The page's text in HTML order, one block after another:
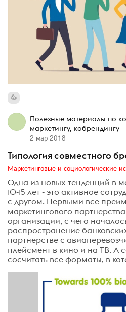
Полезные материалы по
маркетингу, кобрендингу
2 мар 2018
Типология совместного
Маркетинговые и социологические
Одна из новых тенденций в
10-15 лет - это активное
с другом. Первыми все
маркетингового
организации, с чего
распространение
партнерстве с
плейсмент в кино и на ТВ. А
сосчитать все форматы, в